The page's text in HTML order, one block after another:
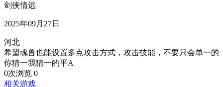
剑侠情远
2025年09月27日
河北
希望魂兽也能设置多点攻击方式，攻击技能，不要只会单一的
你猜一我猜一的平A
0次浏览 0
相关游戏